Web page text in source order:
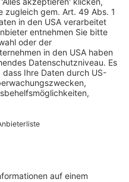
Richtlinie geahndet
zugleich unter das
1169/2011 des
Rates vom 25.
der
und zur Änderung der
und (EG) Nr. 1925/2006
des Rates und zur
EWG der Kommission,
Richtlinie
(EG) Nr. 608/2004 der
und unter die